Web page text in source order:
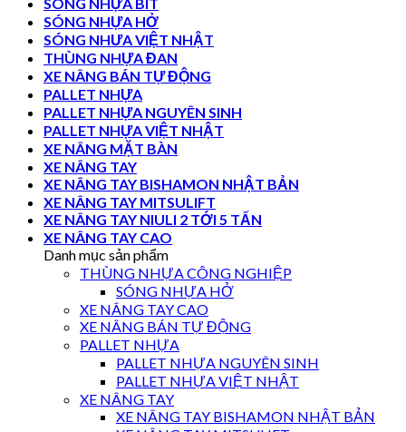
SÓNG NHỰA HỞ
SÓNG NHƯA VIỆT NHẬT
THÙNG NHỰA ĐAN
XE NÂNG BÁN TỰ ĐỘNG
PALLET NHỰA
PALLET NHỰA NGUYÊN SINH
PALLET NHỰA VIỆT NHẬT
XE NÂNG MẶT BÀN
XE NÂNG TAY
XE NÂNG TAY BISHAMON NHẬT BẢN
XE NÂNG TAY MITSULIFT
XE NÂNG TAY NIULI 2 TỚI 5 TẤN
XE NÂNG TAY CAO
Danh mục sản phẩm
THÙNG NHỰA CÔNG NGHIỆP
SÓNG NHỰA HỞ
XE NÂNG TAY CAO
XE NÂNG BÁN TỰ ĐỘNG
PALLET NHỰA
PALLET NHỰA NGUYÊN SINH
PALLET NHỰA VIỆT NHẬT
XE NÂNG TAY
XE NÂNG TAY BISHAMON NHẬT BẢN